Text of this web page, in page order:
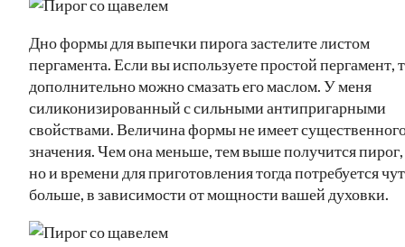
Дно формы для выпечки пирога застелите листом
пергамента. Если вы используете простой пергамент,
дополнительно можно смазать его маслом. У меня
силиконизированный с сильными антипригарными
свойствами. Величина формы не имеет
значения. Чем она меньше, тем выше получится пирог,
но и времени для приготовления тогда потребуется
больше, в зависимости от мощности вашей духовки.